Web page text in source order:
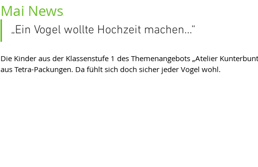
Mai News
„Ein Vogel wollte Hochzeit machen…“
Die Kinder aus der Klassenstufe 1 des Themenangebots „Atelier
aus Tetra-Packungen. Da fühlt sich doch sicher jeder Vogel wohl.